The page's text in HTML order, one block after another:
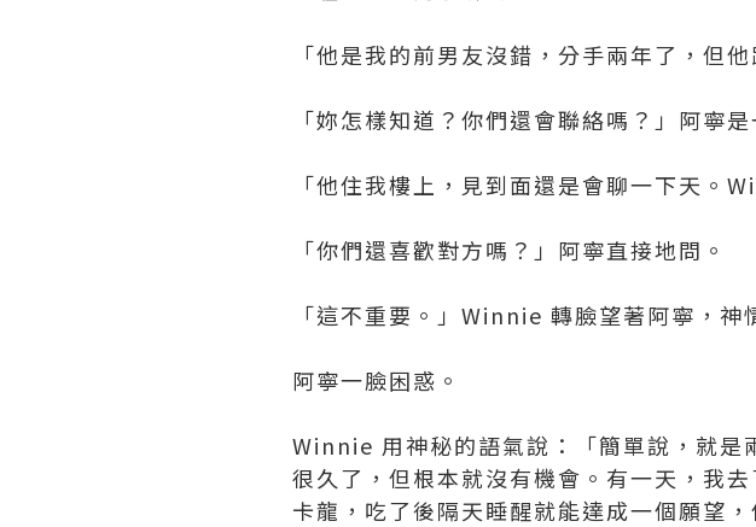
「他是我的前男友沒錯，分手兩年了，但
「妳怎樣知道？你們還會聯絡嗎？」阿寧
「他住我樓上，見到面還是會聊一下天。
「你們還喜歡對方嗎？」阿寧直接地問。
「這不重要。」Winnie 轉臉望著阿寧，神
阿寧一臉困惑。
Winnie 用神秘的語氣說：「簡單說，就是
很久了，但根本就沒有機會。有一天，我
卡龍，吃了後隔天睡醒就能達成一個願望，